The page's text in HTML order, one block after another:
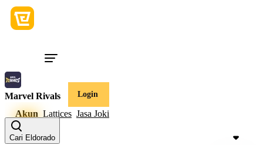
Login
Cari Eldorado
Marvel Rivals
Akun Lattices Jasa Joki
Rank